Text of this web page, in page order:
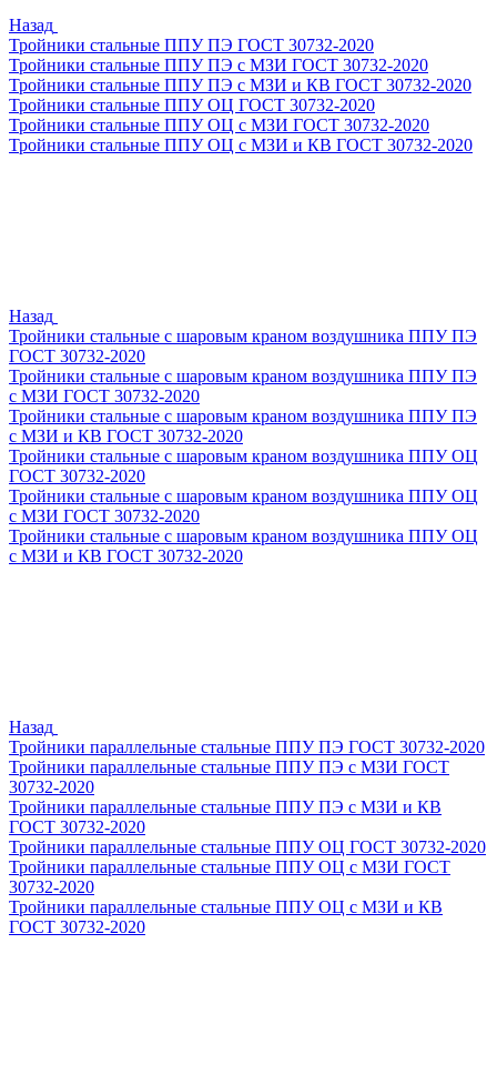
Назад
Тройники стальные ППУ ПЭ ГОСТ 30732-2020
Тройники стальные ППУ ПЭ с МЗИ ГОСТ 30732-2020
Тройники стальные ППУ ПЭ с МЗИ и КВ ГОСТ 30732-2020
Тройники стальные ППУ ОЦ ГОСТ 30732-2020
Тройники стальные ППУ ОЦ с МЗИ ГОСТ 30732-2020
Тройники стальные ППУ ОЦ с МЗИ и КВ ГОСТ 30732-2020
Назад
Тройники стальные с шаровым краном воздушника ППУ ПЭ
ГОСТ 30732-2020
Тройники стальные с шаровым краном воздушника ППУ ПЭ
с МЗИ ГОСТ 30732-2020
Тройники стальные с шаровым краном воздушника ППУ ПЭ
с МЗИ и КВ ГОСТ 30732-2020
Тройники стальные с шаровым краном воздушника ППУ ОЦ
ГОСТ 30732-2020
Тройники стальные с шаровым краном воздушника ППУ ОЦ
с МЗИ ГОСТ 30732-2020
Тройники стальные с шаровым краном воздушника ППУ ОЦ
с МЗИ и КВ ГОСТ 30732-2020
Назад
Тройники параллельные стальные ППУ ПЭ ГОСТ 30732-2020
Тройники параллельные стальные ППУ ПЭ с МЗИ ГОСТ
30732-2020
Тройники параллельные стальные ППУ ПЭ с МЗИ и КВ
ГОСТ 30732-2020
Тройники параллельные стальные ППУ ОЦ ГОСТ 30732-2020
Тройники параллельные стальные ППУ ОЦ с МЗИ ГОСТ
30732-2020
Тройники параллельные стальные ППУ ОЦ с МЗИ и КВ
ГОСТ 30732-2020